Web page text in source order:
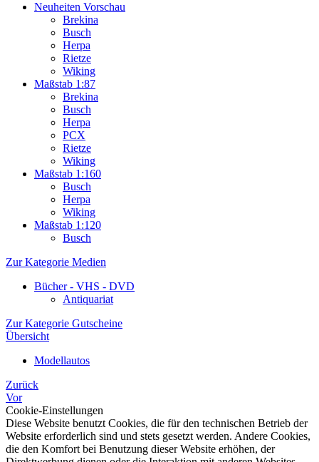
Neuheiten Vorschau
Brekina
Busch
Herpa
Rietze
Wiking
Maßstab 1:87
Brekina
Busch
Herpa
PCX
Rietze
Wiking
Maßstab 1:160
Busch
Herpa
Wiking
Maßstab 1:120
Busch
Zur Kategorie Medien
Bücher - VHS - DVD
Antiquariat
Zur Kategorie Gutscheine
Übersicht
Modellautos
Zurück
Vor
Cookie-Einstellungen
Diese Website benutzt Cookies, die für den technischen Betrieb der
Website erforderlich sind und stets gesetzt werden. Andere Cookies,
die den Komfort bei Benutzung dieser Website erhöhen, der